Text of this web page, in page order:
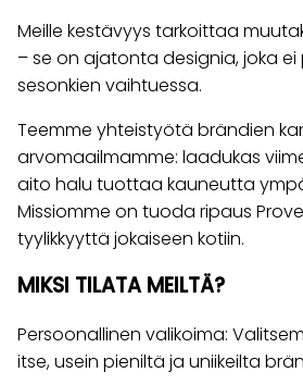
Meille kestävyys tarkoittaa
– se on ajatonta designia, joka
sesonkien vaihtuessa.
Teemme yhteistyötä brändien
arvomaailmamme: laadukas
aito halu tuottaa kauneutta
Missiomme on tuoda ripaus
tyylikkyyttä jokaiseen kotiin.
MIKSI TILATA MEILTÄ?
Persoonallinen valikoima:
itse, usein pieniltä ja uniikeilta